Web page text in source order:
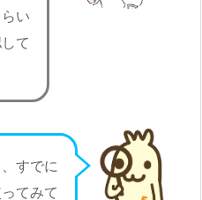
い
て
すでに
てみて